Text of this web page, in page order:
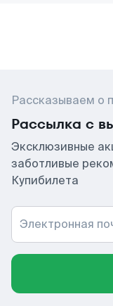
Рассказываем о
Рассылка с
Эксклюзивные
заботливые
Купибилета
Электронная